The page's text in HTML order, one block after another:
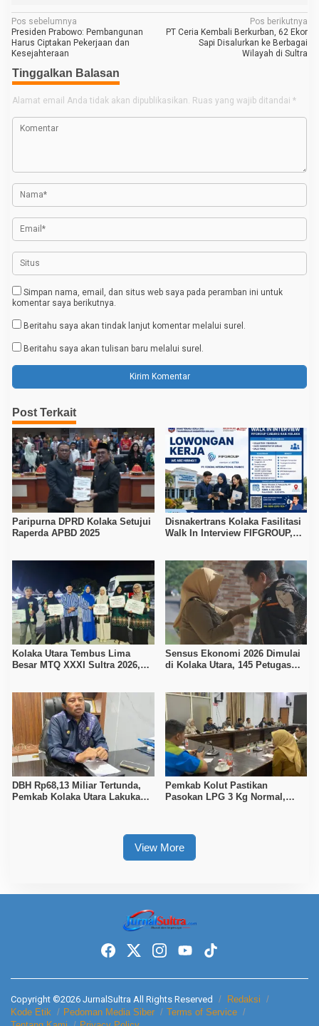
N
a
v
i
g
a
p
o
s
Pos sebelumnya
Presiden Prabowo: Pembangunan
Harus Ciptakan Pekerjaan dan
Kesejahteraan
Pos berikutnya
PT Ceria Kembali Berkurban, 62 Ekor
Sapi Disalurkan ke Berbagai
Wilayah di Sultra
Tinggalkan Balasan
Alamat email Anda tidak akan dipublikasikan. Ruas yang wajib ditandai *
Simpan nama, email, dan situs web saya pada peramban ini untuk
komentar saya berikutnya.
Beritahu saya akan tindak lanjut komentar melalui surel.
Beritahu saya akan tulisan baru melalui surel.
Post Terkait
Paripurna DPRD Kolaka Setujui
Raperda APBD 2025
Disnakertrans Kolaka Fasilitasi
Walk In Interview FIFGROUP,
Kolaka Utara Tembus Lima
Besar MTQ XXXI Sultra 2026,
Sensus Ekonomi 2026 Dimulai
di Kolaka Utara, 145 Petugas
DBH Rp68,13 Miliar Tertunda,
Pemkab Kolaka Utara Lakukan
Pemkab Kolut Pastikan
Pasokan LPG 3 Kg Normal,
View More
Copyright ©2026 JurnalSultra All Rights Reserved
Redaksi
Kode Etik
Pedoman Media Siber
Terms of Service